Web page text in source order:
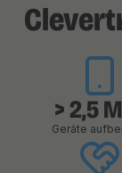
> 2,5
Geräte